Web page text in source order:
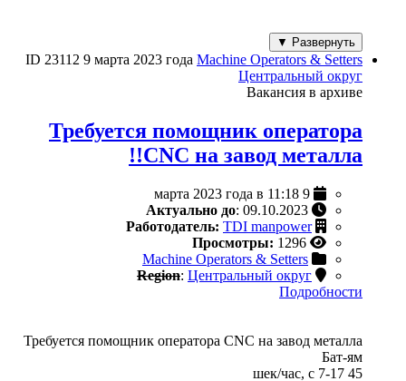
Развернуть ▼
ID 23112 9 марта 2023 года Machine Operators & Setters
Центральный округ
Вакансия в архиве
Требуется помощник оператора
CNC на завод металла!!
Актуально до: 09.10.2023
Работодатель: TDI manpower
Просмотры: 1296
Machine Operators & Setters
Region: Центральный округ
Подробности
Требуется помощник оператора CNC на завод металла
Бат-ям
45 шек/час, с 7-17